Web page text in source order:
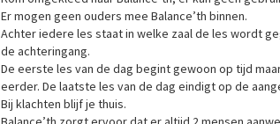
Er mogen geen ouders mee Balance’th binnen.
Achter iedere les staat in welke zaal de les wordt
de achteringang.
De eerste les van de dag begint gewoon op tijd
eerder. De laatste les van de dag eindigt op de
Bij klachten blijf je thuis.